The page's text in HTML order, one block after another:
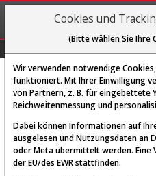
Diese
Cookies und
(Bitte wählen Sie Ihre
Wir verwenden notwendige
funktioniert. Mit Ihrer Einwilligung
von Partnern, z. B. für eingebettete
Reichweitenmessung und
Dabei können Informationen auf
ausgelesen und Nutzungsdaten an
oder Meta übermittelt werden. Eine
der EU/des EWR stattfinden.